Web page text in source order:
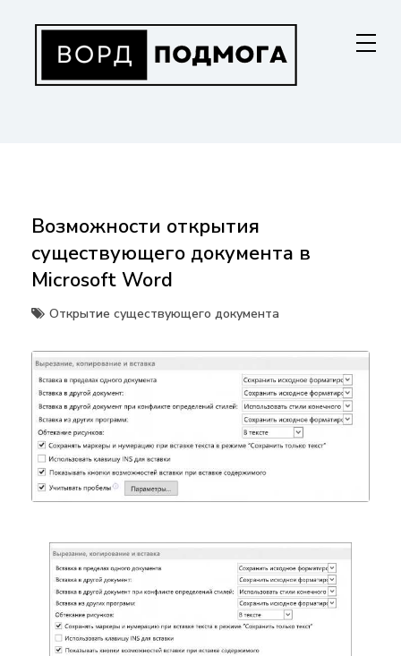
содержанию
Возможности открытия
существующего документа в
Microsoft Word
Открытие существующего документа